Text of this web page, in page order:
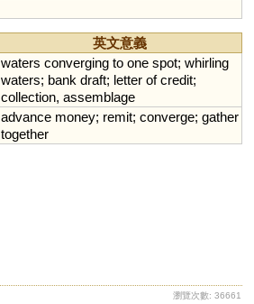
英文意義
waters converging to one spot; whirling
waters; bank draft; letter of credit;
collection, assemblage
advance money; remit; converge; gather
together
瀏覽次數: 36661